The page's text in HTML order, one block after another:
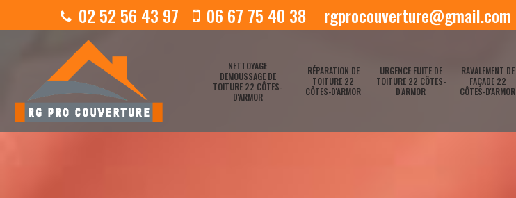
02 52 56 43 97 06 67 75 40 38 rgprocouverture@gmail.com
NETTOYAGE
DEMOUSSAGE DE
TOITURE 22 CÔTES-
D'ARMOR
RÉPARATION DE
TOITURE 22
CÔTES-D'ARMOR
URGENCE FUITE DE
TOITURE 22 CÔTES-
D'ARMOR
RAVALEMENT DE
FAÇADE 22
CÔTES-D'ARMOR